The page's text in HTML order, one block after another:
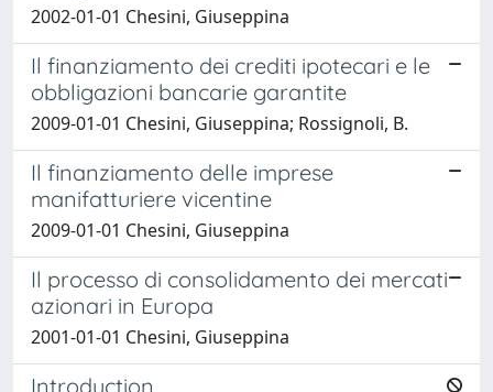
2002-01-01 Chesini, Giuseppina
Il finanziamento dei crediti ipotecari e le
obbligazioni bancarie garantite
2009-01-01 Chesini, Giuseppina; Rossignoli, B.
Il finanziamento delle imprese
manifatturiere vicentine
2009-01-01 Chesini, Giuseppina
Il processo di consolidamento dei mercati
azionari in Europa
2001-01-01 Chesini, Giuseppina
Introduction